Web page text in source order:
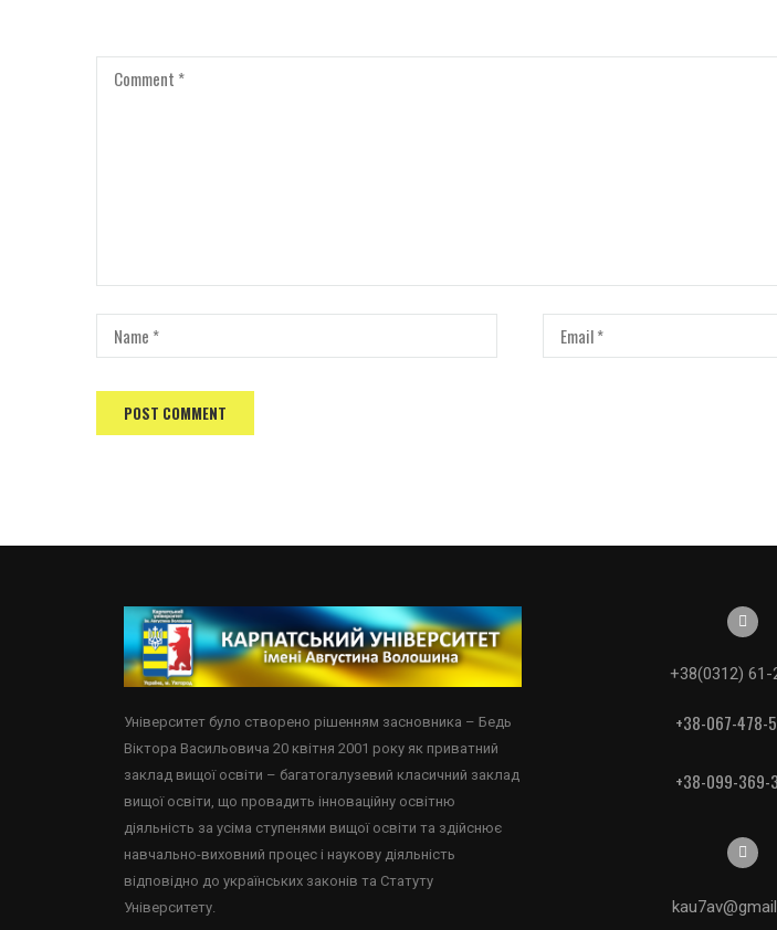
Університет було створено рішенням засновника – Бедь
Віктора Васильовича 20 квітня 2001 року як приватний
заклад вищої освіти – багатогалузевий класичний заклад
вищої освіти, що провадить інноваційну освітню
діяльність за усіма ступенями вищої освіти та здійснює
навчально-виховний процес і наукову діяльність
відповідно до українських законів та Статуту
Університету.
+38(0312) 61-
+38-067-478-
+38-099-369-